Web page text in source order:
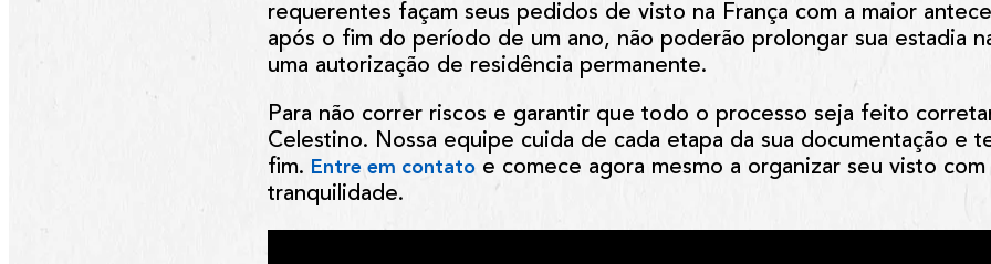
requerentes façam seus pedidos de visto na França com a maior
após o fim do período de um ano, não poderão prolongar sua estadia
uma autorização de residência permanente.
Para não correr riscos e garantir que todo o processo seja feito
Celestino. Nossa equipe cuida de cada etapa da sua documentação e
fim. Entre em contato e comece agora mesmo a organizar seu visto
tranquilidade.